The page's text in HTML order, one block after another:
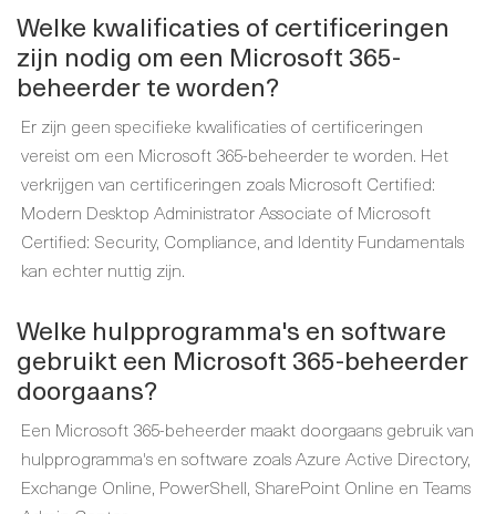
Welke kwalificaties of certificeringen
zijn nodig om een Microsoft 365-
beheerder te worden?
Er zijn geen specifieke kwalificaties of certificeringen
vereist om een Microsoft 365-beheerder te worden. Het
verkrijgen van certificeringen zoals Microsoft Certified:
Modern Desktop Administrator Associate of Microsoft
Certified: Security, Compliance, and Identity Fundamentals
kan echter nuttig zijn.
Welke hulpprogramma's en software
gebruikt een Microsoft 365-beheerder
doorgaans?
Een Microsoft 365-beheerder maakt doorgaans gebruik van
hulpprogramma's en software zoals Azure Active Directory,
Exchange Online, PowerShell, SharePoint Online en Teams